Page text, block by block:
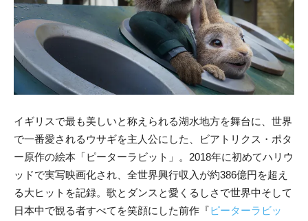
イギリスで最も美しいと称えられる湖水地方を舞台に、世界
で一番愛されるウサギを主人公にした、ビアトリクス・ポタ
ー原作の絵本「ピーターラビット」。2018年に初めてハリウ
ッドで実写映画化され、全世界興行収入が約386億円を超え
る大ヒットを記録。歌とダンスと愛くるしさで世界中そして
日本中で観る者すべてを笑顔にした前作『ピーターラビッ